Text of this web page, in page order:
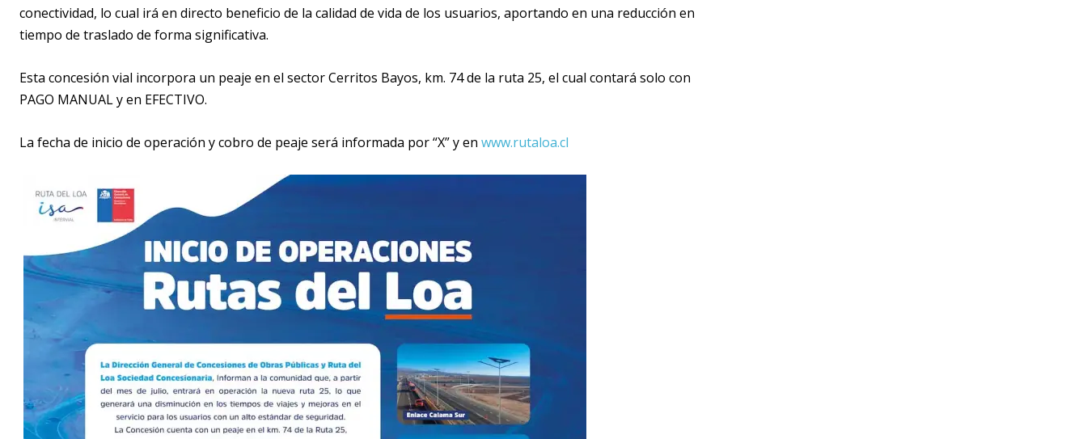
conectividad, lo cual irá en directo beneficio de la calidad de vida de los usuarios, aportando en una reducción en
tiempo de traslado de forma significativa.
Esta concesión vial incorpora un peaje en el sector Cerritos Bayos, km. 74 de la ruta 25, el cual contará solo con
PAGO MANUAL y en EFECTIVO.
La fecha de inicio de operación y cobro de peaje será informada por “X” y en www.rutaloa.cl